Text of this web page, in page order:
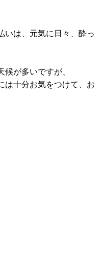
いは、元気に日々、酔っ
が多いですが、
は十分お気をつけて、お